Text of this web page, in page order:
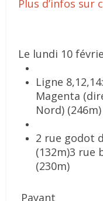
Plus d’infos sur
Le lundi 10
Ligne
Magenta
Nord) (246m)
2 rue godot
(132m)3 rue
(230m)
Payant